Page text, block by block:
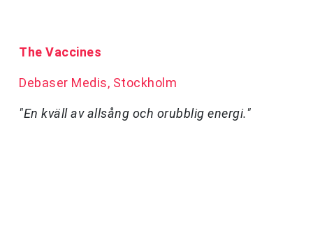
The Vaccines
Debaser Medis, Stockholm
"En kväll av allsång och orubblig energi."